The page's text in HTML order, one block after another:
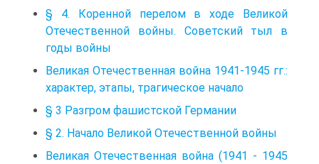
§ 4. Коренной перелом в ходе Великой
Отечественной войны. Советский тыл в
годы войны
Великая Отечественная война 1941-1945 гг.:
характер, этапы, трагическое начало
§ 3 Разгром фашистской Германии
§ 2. Начало Великой Отечественной войны
Великая Отечественная война (1941 - 1945